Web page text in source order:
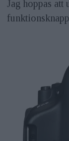
Jag hoppas